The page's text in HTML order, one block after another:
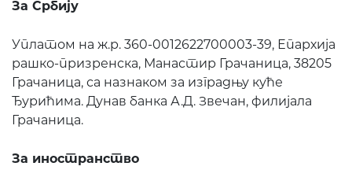
За Србију
Уплатом на ж.р. 360-0012622700003-39, Епархија
рашко-призренска, Манастир Грачаница, 38205
Грачаница, са назнаком за изградњу куће
Ђурићима. Дунав банка А.Д. Звечан, филијала
Грачаница.
За иностранство